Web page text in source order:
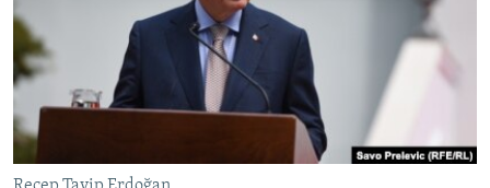
FİKİR
Русский
Українською